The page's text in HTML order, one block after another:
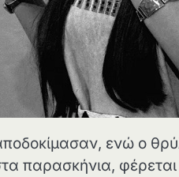
ενώ ο
παρασκήνια,